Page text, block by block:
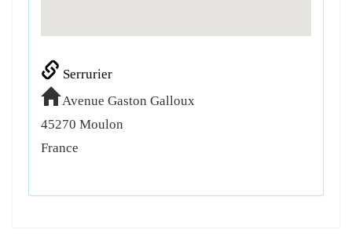
Serrurier
Avenue Gaston Galloux
45270 Moulon
France